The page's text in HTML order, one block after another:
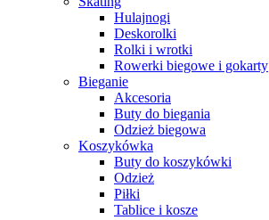
Hulajnogi
Deskorolki
Rolki i wrotki
Rowerki biegowe i gokarty
Bieganie
Akcesoria
Buty do biegania
Odzież biegowa
Koszykówka
Buty do koszykówki
Odzież
Piłki
Tablice i kosze